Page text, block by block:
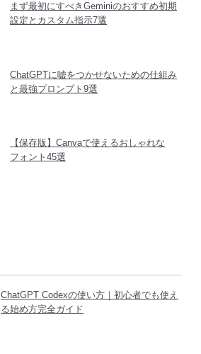
まず最初にすべきGeminiのおすすめ初期
設定とカスタム指示7選
ChatGPTに嘘をつかせないための仕組み
と最強プロンプト9選
【保存版】Canvaで使えるおしゃれな
フォント45選
ChatGPT Codexの使い方｜初心者でも使え
る始め方完全ガイド